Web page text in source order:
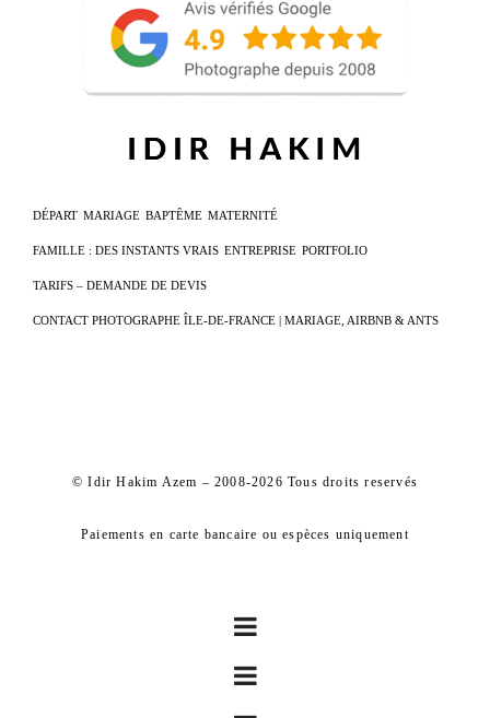
DÉPART MARIAGE BAPTÊME MATERNITÉ
FAMILLE : DES INSTANTS VRAIS ENTREPRISE PORTFOLIO
TARIFS – DEMANDE DE DEVIS
CONTACT PHOTOGRAPHE ÎLE-DE-FRANCE | MARIAGE, AIRBNB & ANTS
© Idir Hakim Azem – 2008-2026 Tous droits reservés
Paiements en carte bancaire ou espèces uniquement